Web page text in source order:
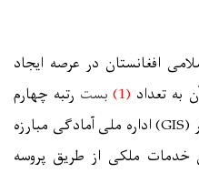
افغانستان در عرصه ایجاد
به تعداد (
1
)بست رتبه چهارم
(GIS)اداره ملی آمادگی مبارزه
خدمات ملکی از طریق پروسه